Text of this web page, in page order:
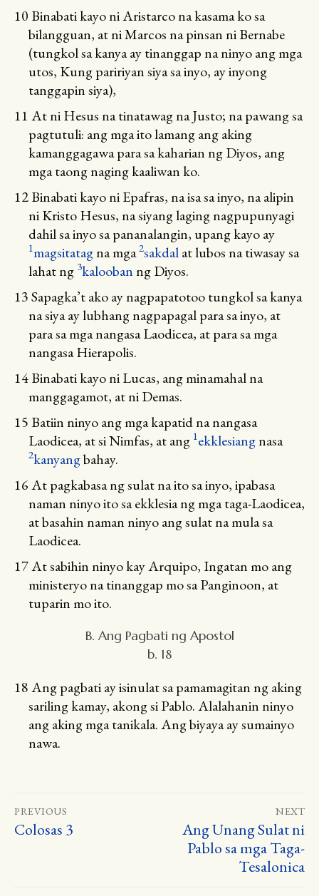
10 Binabati kayo ni Aristarco na kasama ko sa
bilangguan, at ni Marcos na pinsan ni Bernabe
(tungkol sa kanya ay tinanggap na ninyo ang mga
utos, Kung paririyan siya sa inyo, ay inyong
tanggapin siya),
11 At ni Hesus na tinatawag na Justo; na pawang sa
pagtutuli: ang mga ito lamang ang aking
kamanggagawa para sa kaharian ng Diyos, ang
mga taong naging kaaliwan ko.
12Binabati kayo ni Epafras, na isa sa inyo, na alipin
ni Kristo Hesus, na siyang laging nagpupunyagi
dahil sa inyo sa pananalangin, upang kayo ay
1magsitatagna mga2sakdalat lubos na tiwasay sa
lahat ng 3kaloobanng Diyos.
13Sapagka’t ako ay nagpapatotoo tungkol sa kanya
na siya ay lubhang nagpapagal para sa inyo, at
para sa mga nangasa Laodicea, at para sa mga
nangasa Hierapolis.
14Binabati kayo ni Lucas, ang minamahal na
manggagamot, at ni Demas.
15 Batiin ninyo ang mga kapatid na nangasa
Laodicea, at si Nimfas, at ang 1ekklesiangnasa
2kanyangbahay.
16At pagkabasa ng sulat na ito sa inyo, ipabasa
naman ninyo ito sa ekklesia ng mga taga-Laodicea,
at basahin naman ninyo ang sulat na mula sa
Laodicea.
17At sabihin ninyo kay Arquipo, Ingatan mo ang
ministeryo na tinanggap mo sa Panginoon, at
tuparin mo ito.
B. Ang Pagbati ng Apostol
b. 18
18Ang pagbati ay isinulat sa pamamagitan ng aking
sariling kamay, akong si Pablo. Alalahanin ninyo
ang aking mga tanikala. Ang biyaya ay sumainyo
nawa.
Post
navigation
PREVIOUS
Previous
Colosas 3
NEXT
Next
post:
Ang Unang Sulat ni
Pablo sa mga Taga-
Tesalonica